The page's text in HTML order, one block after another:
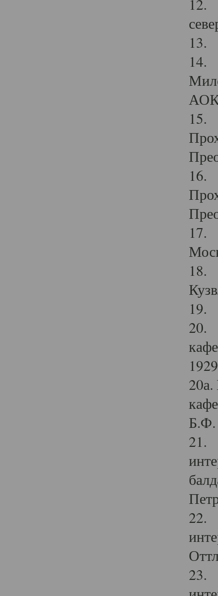
12.
13.
14.
15.
16.
17.
18.
19.
20.
Б.Ф.
21.
22.
23.